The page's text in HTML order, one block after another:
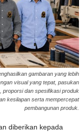
gambaran yang lebih
visual yang tepat, pasukan
proporsi dan spesifikasi produk
kesilapan serta mempercepat
pembangunan produk.
diberikan kepada